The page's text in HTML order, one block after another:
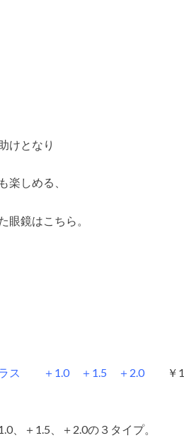
けとなり
楽しめる、
眼鏡はこちら。
ラス ＋1.0 ＋1.5 ＋2.0￥
、＋1.5、＋2.0の３タイプ。